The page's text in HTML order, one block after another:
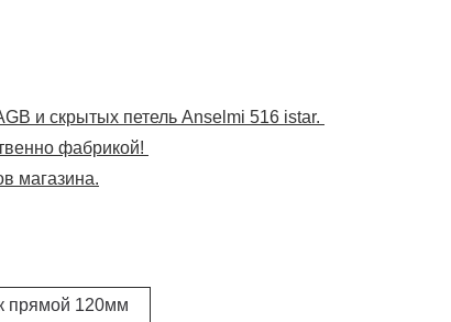
и скрытых петель Anselmi 516 istar.
фабрикой!
магазина.
прямой 120мм